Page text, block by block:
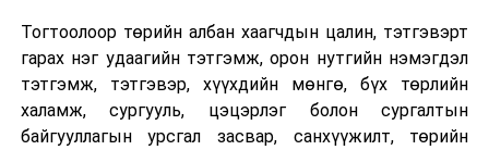
Тогтоолоор төрийн албан хаагчдын цалин, тэтгэвэрт
гарах нэг удаагийн тэтгэмж, орон нутгийн нэмэгдэл
тэтгэмж, тэтгэвэр, хүүхдийн мөнгө, бүх төрлийн
халамж, сургууль, цэцэрлэг болон сургалтын
байгууллагын урсгал засвар, санхүүжилт, төрийн